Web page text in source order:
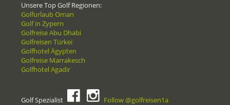
Unsere Top Golf Regionen:
Golfurlaub Oman
Golf in Zypern
Golfreise Abu Dhabi
Golfreisen Türkei
Golfhotel Ägypten
Golfreise Marrakesch
Golfhotel Agadir
Golf Spezialist Follow @golfreisen1a